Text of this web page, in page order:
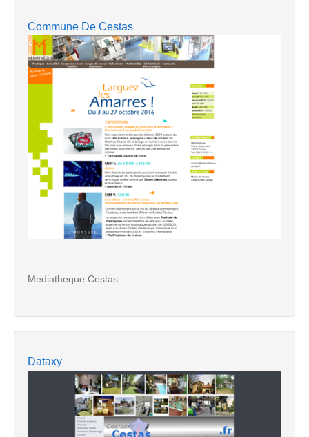
Commune De Cestas
Mediatheque Cestas
Dataxy